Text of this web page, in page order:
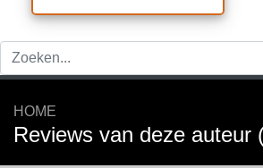
HOME
Reviews van deze auteur